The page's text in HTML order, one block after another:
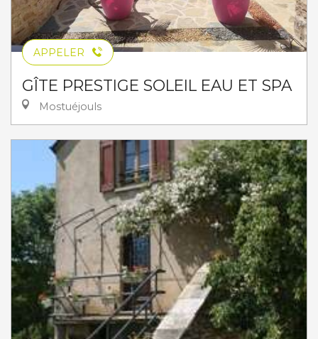
APPELER
GÎTE PRESTIGE SOLEIL EAU ET SPA
Mostuéjouls